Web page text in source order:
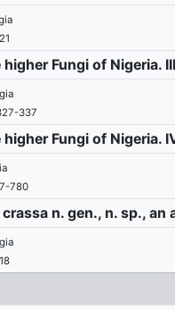
Fungi of Nigeria.
337
Fungi of Nigeria.
780
n. gen., n. sp.,